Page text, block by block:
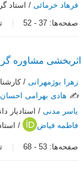
فرهاد خرمائی/ استاد
صفحه‌ها: 37
-
52
اثربخشی مشاوره
زهرا بوژمهرانی/
✍️ هادی بهرامی احسان
یاسر مدنی/ استادیار
فاطمه فیاض
/
صفحه‌ها: 53
-
68